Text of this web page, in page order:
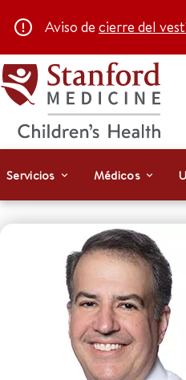
Aviso de cierre del
Servicios Médicos